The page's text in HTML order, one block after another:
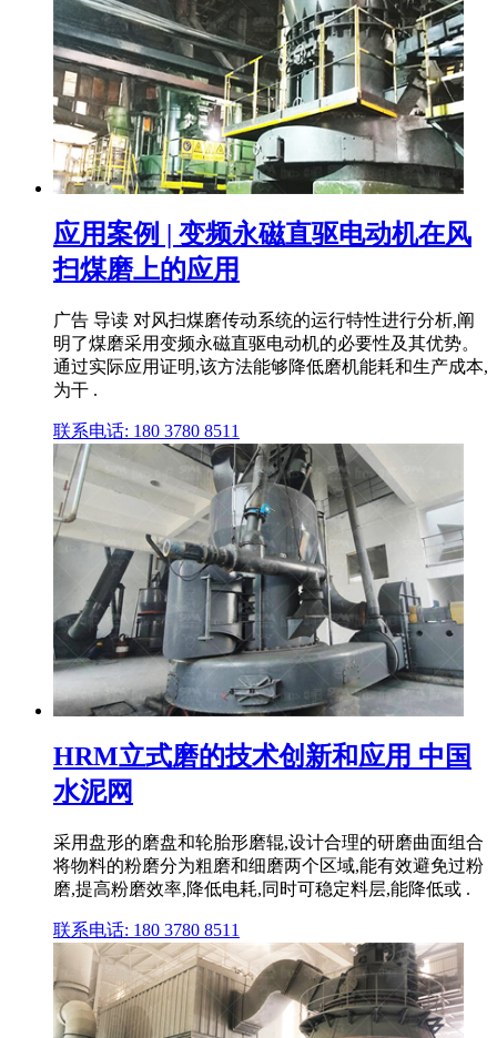
应用案例 | 变频永磁直驱电动机在风
扫煤磨上的应用
广告 导读 对风扫煤磨传动系统的运行特性进行分析,阐
明了煤磨采用变频永磁直驱电动机的必要性及其优势。
通过实际应用证明,该方法能够降低磨机能耗和生产成本,
为干 .
联系电话: 180 3780 8511
HRM立式磨的技术创新和应用 中国
水泥网
采用盘形的磨盘和轮胎形磨辊,设计合理的研磨曲面组合
将物料的粉磨分为粗磨和细磨两个区域,能有效避免过粉
磨,提高粉磨效率,降低电耗,同时可稳定料层,能降低或 .
联系电话: 180 3780 8511